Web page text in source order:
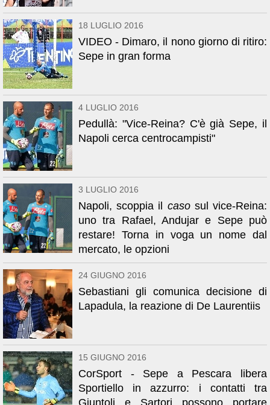
18 LUGLIO 2016
VIDEO - Dimaro, il nono giorno di ritiro:
Sepe in gran forma
4 LUGLIO 2016
Pedullà: "Vice-Reina? C'è già Sepe, il
Napoli cerca centrocampisti"
3 LUGLIO 2016
Napoli, scoppia il casosul vice-Reina:
uno tra Rafael, Andujar e Sepe può
restare! Torna in voga un nome dal
mercato, le opzioni
24 GIUGNO 2016
Sebastiani gli comunica decisione di
Lapadula, la reazione di De Laurentiis
15 GIUGNO 2016
CorSport - Sepe a Pescara libera
Sportiello in azzurro: i contatti tra
Giuntoli e Sartori possono portare